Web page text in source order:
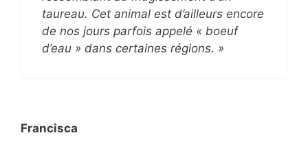
taureau. Cet animal est d’ailleurs encore
de nos jours parfois appelé « boeuf
d’eau » dans certaines régions. »
Francisca